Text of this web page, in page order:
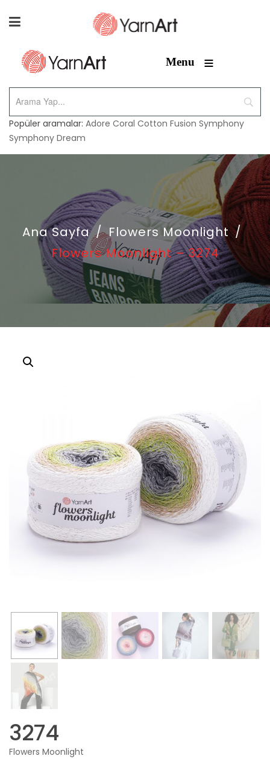
Menu ≡
Popüler aramalar: Adore Coral Cotton Fusion Symphony
Symphony Dream
Ana Sayfa / Flowers Moonlight /
Flowers Moonlight – 3274
3274
Flowers Moonlight